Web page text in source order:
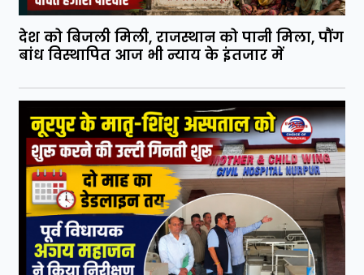
देश को बिजली मिली, राजस्थान को पानी मिला, पौंग
बांध विस्थापित आज भी न्याय के इंतजार में